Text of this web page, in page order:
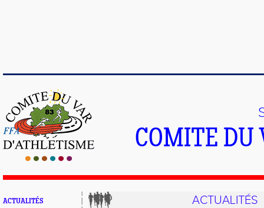
COMITE
ACTUALITÉS ACTUALITÉS